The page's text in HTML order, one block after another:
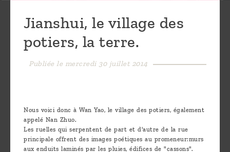
le blog
sommes-
le thé
Pu'Erh
Jianshui, le village des
potiers, la terre.
Publiée le mercredi 30 juillet 2014
Nous voici donc à Wan Yao, le village des potiers, également
appelé Nan Zhuo.
Les ruelles qui serpentent de part et d'autre de la rue
principale offrent des images poétiques au promeneur:murs
aux enduits laminés par les pluies, édifices de "cassons".